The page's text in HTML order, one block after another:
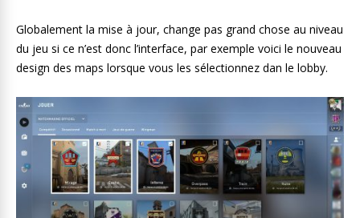
Globalement la mise à jour, change pas grand chose au niveau
du jeu si ce n’est donc l’interface, par exemple voici le nouveau
design des maps lorsque vous les sélectionnez dan le lobby.